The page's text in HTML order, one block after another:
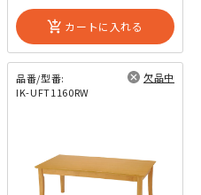
add_shopping_cart カートに入れる
品番/型番:
IK-UFT1160RW
欠品中